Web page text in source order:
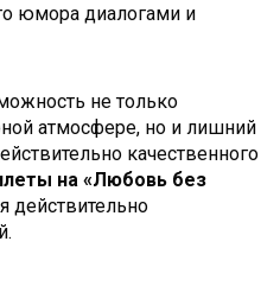
юмора диалогами и
не только
атмосфере, но и лишний
качественного
на «Любовь без
действительно